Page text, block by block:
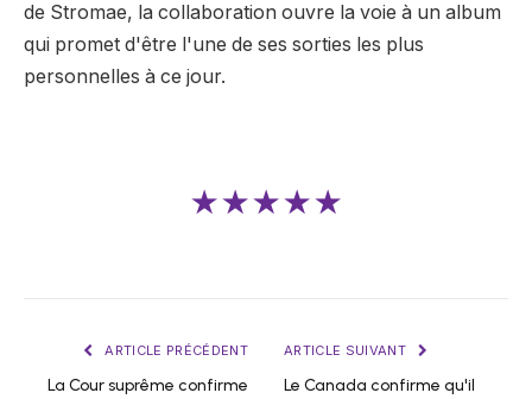
de Stromae, la collaboration ouvre la voie à un album
qui promet d'être l'une de ses sorties les plus
personnelles à ce jour.
★★★★★
ARTICLE PRÉCÉDENT
La Cour suprême confirme
ARTICLE SUIVANT
Le Canada confirme qu'il